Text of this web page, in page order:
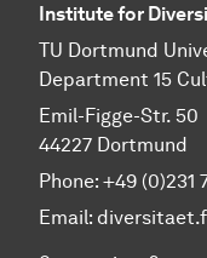
Institute for
TU Dortmund
Department 15
Emil-Figge-Str. 50
44227 Dortmund
Phone: +49 (0)231
Email: